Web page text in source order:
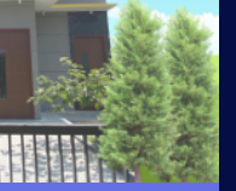
Free Desain, Dapur,
Mandi.